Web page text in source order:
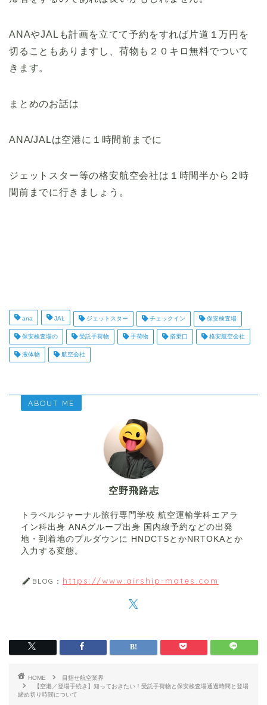
ANAやJALも計画を立てて予約をすれば片道１万円を
切ることもありますし、荷物も２０キロ無料でついて
きます。
まとめのお話は
ANA/JALは空港に１時間前までに
ジェットスター等の格安航空会社は１時間半から２時
間前までに行きましょう。
ana JAL ジェットスター チェックイン 保安検査場
保安検査場の 受託手荷物 手荷物 搭乗口 格安航空会社
液体物 航空会社
ABOUT ME
空野飛路志
トラベルジャーナル旅行専門学校 航空運輸学科エアラ
イン科出身 ANAグループ出身 国内線予約などの出発
地・到着地のプルダウンに HNDCTSとかNRTOKAとか
入力する変態。
BLOG： https://www.airship-mates.com
HOME
目指せ航空業界
【空港／登場手続き】知っておきたい！受託手荷物と保安検査場通過時間と登場
締め切り時間について